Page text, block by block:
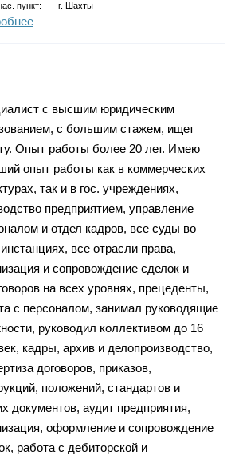
пункт: г. Шахты
с высшим юридическим
с большим стажем, ищет
Опыт работы более 20 лет. Имею
опыт работы как в коммерческих
так и в гос. учреждениях,
предприятием, управление
и отдел кадров, все суды во
все отрасли права,
и сопровождение сделок и
на всех уровнях, прецеденты,
с персоналом, занимал руководящие
руководил коллективом до 16
кадры, архив и делопроизводство,
договоров, приказов,
положений, стандартов и
документов, аудит предприятия,
оформление и сопровождение
работа с дебиторской и